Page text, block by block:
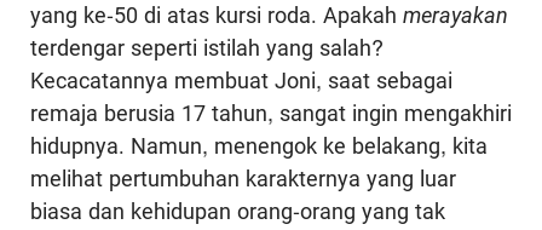
yang ke-50 di atas kursi roda. Apakah merayakan
terdengar seperti istilah yang salah?
Kecacatannya membuat Joni, saat sebagai
remaja berusia 17 tahun, sangat ingin mengakhiri
hidupnya. Namun, menengok ke belakang, kita
melihat pertumbuhan karakternya yang luar
biasa dan kehidupan orang-orang yang tak